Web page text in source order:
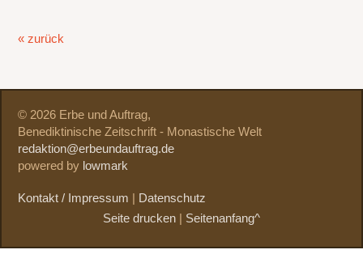
« zurück
© 2026 Erbe und Auftrag,
Benediktinische Zeitschrift - Monastische Welt
redaktion@erbeundauftrag.de
powered by lowmark
Kontakt / Impressum
Datenschutz
Seite drucken
Seitenanfang^